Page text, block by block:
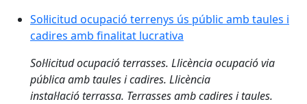
Sol·licitud ocupació terrenys ús públic amb taules i
cadires amb finalitat lucrativa
Sol·licitud ocupació terrasses. Llicència ocupació via
pública amb taules i cadires. Llicència
instal·lació terrassa. Terrasses amb cadires i taules.